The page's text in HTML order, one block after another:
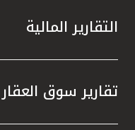
التقارير المالية
تقارير سوق